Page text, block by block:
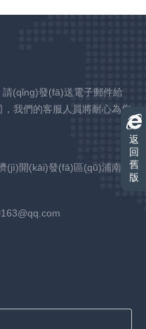
請(qǐng)發(fā)送電子郵件給
，我們的客服人員將耐心為您
(jì)開(kāi)發(fā)區(qū)浦南三
返
回
舊
版